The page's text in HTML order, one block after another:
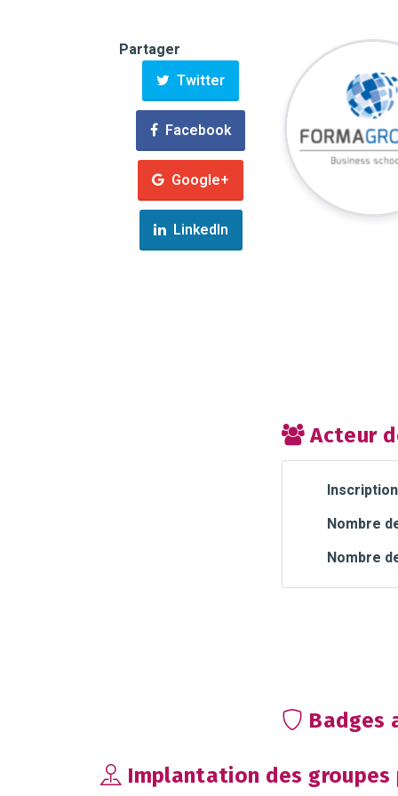
Partager
Twitter
Facebook
Google+
LinkedIn
Acteur
Nombre
Nombre
Badges
Implantation des